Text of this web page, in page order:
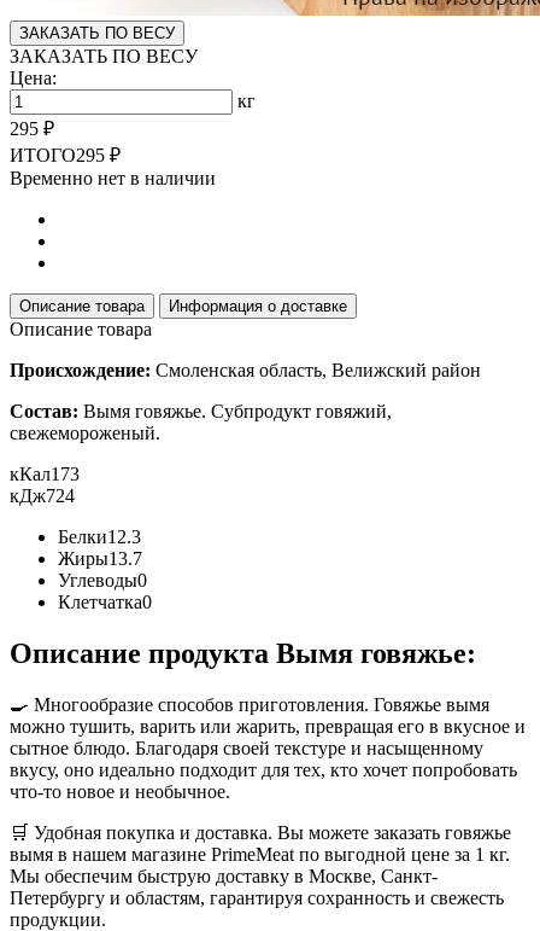
ЗАКАЗАТЬ ПО ВЕСУ
ЗАКАЗАТЬ ПО ВЕСУ
Цена:
кг
295 ₽
ИТОГО295 ₽
Временно нет в наличии
Описание товара Информация о доставке
Описание товара
Происхождение: Смоленская область, Велижский район
Состав: Вымя говяжье. Субпродукт говяжий,
свежемороженый.
кКал173
кДж724
Белки12.3
Жиры13.7
Углеводы0
Клетчатка0
Описание продукта Вымя говяжье:
🍳 Многообразие способов приготовления. Говяжье вымя
можно тушить, варить или жарить, превращая его в вкусное и
сытное блюдо. Благодаря своей текстуре и насыщенному
вкусу, оно идеально подходит для тех, кто хочет попробовать
что-то новое и необычное.
🛒 Удобная покупка и доставка. Вы можете заказать говяжье
вымя в нашем магазине PrimeMeat по выгодной цене за 1 кг.
Мы обеспечим быструю доставку в Москве, Санкт-
Петербургу и областям, гарантируя сохранность и свежесть
продукции.